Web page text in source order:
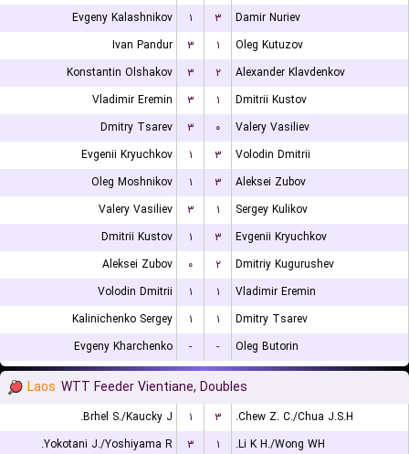
Evgeny Kalashnikov
۱ ۳
Damir Nuriev
Ivan Pandur
۳ ۱
Oleg Kutuzov
Konstantin Olshakov
۳ ۲
Alexander Klavdenkov
Vladimir Eremin
۳ ۱
Dmitrii Kustov
Dmitry Tsarev
۳ ۰
Valery Vasiliev
Evgenii Kryuchkov
۱ ۳
Volodin Dmitrii
Oleg Moshnikov
۱ ۳
Aleksei Zubov
Valery Vasiliev
۳ ۱
Sergey Kulikov
Dmitrii Kustov
۱ ۳
Evgenii Kryuchkov
Aleksei Zubov
۰ ۲
Dmitriy Kugurushev
Volodin Dmitrii
۱ ۱
Vladimir Eremin
Kalinichenko Sergey
۱ ۱
Dmitry Tsarev
Evgeny Kharchenko
- - Oleg Butorin
Laos WTT Feeder Vientiane, Doubles
Brhel S./Kaucky J. ۱ ۳
Chew Z. C./Chua J.S.H.
Yokotani J./Yoshiyama R.
۳ ۱ Li K H./Wong WH.